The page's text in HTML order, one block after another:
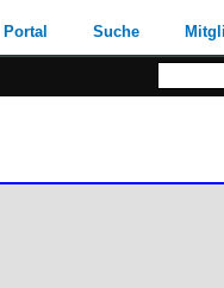
Portal Suche